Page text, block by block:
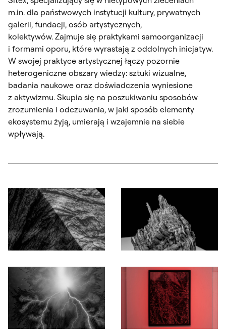
m.in. dla państwowych instytucji kultury, prywatnych
galerii, fundacji, osób artystycznych,
kolektywów. Zajmuje się praktykami samoorganizacji
i formami oporu, które wyrastają z oddolnych inicjatyw.
W swojej praktyce artystycznej łączy pozornie
heterogeniczne obszary wiedzy: sztuki wizualne,
badania naukowe oraz doświadczenia wyniesione
z aktywizmu. Skupia się na poszukiwaniu sposobów
zrozumienia i odczuwania, w jaki sposób elementy
ekosystemu żyją, umierają i wzajemnie na siebie
wpływają.